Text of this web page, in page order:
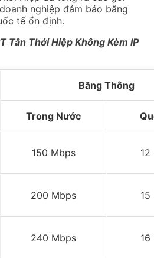
nghiệp đảm bảo băng
tế ổn định.
Tân Thới Hiệp Không Kèm IP
Băng Thông
Trong Nước
150 Mbps 12
200 Mbps 15
240 Mbps 16